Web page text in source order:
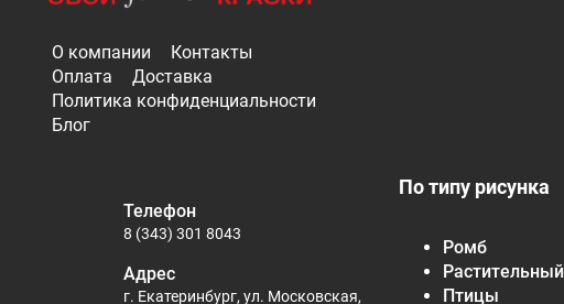
О компании
Контакты
Оплата
Доставка
Политика конфиденциальности
Блог
По типу рисунка
Ромб
Растительный
Птицы
Телефон
8 (343) 301 8043
Адрес
г. Екатеринбург, ул. Московская,